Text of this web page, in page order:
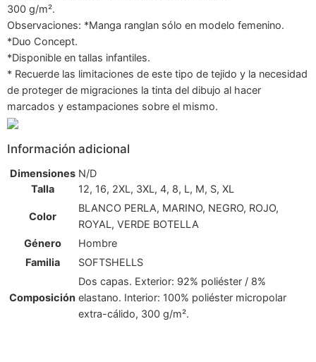
300 g/m².
Observaciones: *Manga ranglan sólo en modelo femenino.
*Duo Concept.
*Disponible en tallas infantiles.
* Recuerde las limitaciones de este tipo de tejido y la necesidad
de proteger de migraciones la tinta del dibujo al hacer
marcados y estampaciones sobre el mismo.
Información adicional
Dimensiones N/D
Talla
12, 16, 2XL, 3XL, 4, 8, L, M, S, XL
Color
BLANCO PERLA, MARINO, NEGRO, ROJO,
ROYAL, VERDE BOTELLA
Género
Hombre
Familia
SOFTSHELLS
Composición
Dos capas. Exterior: 92% poliéster / 8%
elastano. Interior: 100% poliéster micropolar
extra-cálido, 300 g/m².